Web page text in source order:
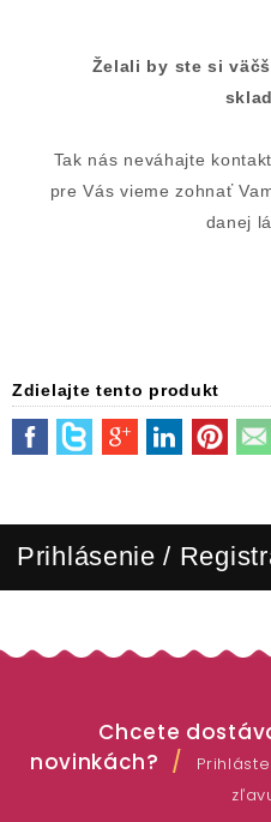
Želali by ste si
Tak nás neváhajte
pre Vás vieme zohnať
danej
Zdielajte tento produkt
Prihlásenie /
Chcete
novinkách?